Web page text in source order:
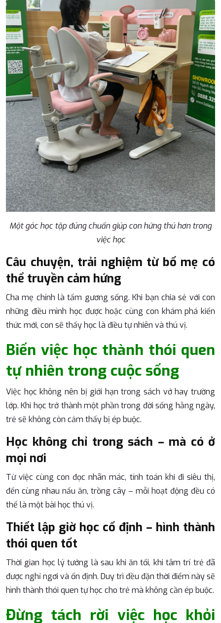
Một góc học tập đúng chuẩn giúp con hứng thú hơn trong
việc học
Câu chuyện, trải nghiệm từ bố mẹ có
thể truyền cảm hứng
Cha mẹ chính là tấm gương sống. Khi bạn chia sẻ với con
những điều mình học được hoặc cùng con khám phá kiến
thức mới, con sẽ thấy học là điều tự nhiên và thú vị.
Biến việc học thành thói quen
tự nhiên trong cuộc sống
Việc học không nên bị giới hạn trong sách vở hay trường
lớp. Khi học trở thành một phần trong đời sống hằng ngày,
trẻ sẽ không còn cảm thấy bị ép buộc.
Học không chỉ trong sách – mà có ở
mọi nơi
Từ việc cùng con đọc nhãn mác, tính toán khi đi siêu thị,
đến cùng nhau nấu ăn, trồng cây – mỗi hoạt động đều có
thể là một bài học thú vị.
Thiết lập giờ học cố định – hình thành
thói quen tốt
Thời gian học lý tưởng là sau khi ăn tối, khi tâm trí trẻ đã
được nghỉ ngơi và ổn định. Duy trì đều đặn thời điểm này sẽ
hình thành thói quen tự học cho trẻ mà không cần ép buộc.
Đừng tách rời việc học khỏi